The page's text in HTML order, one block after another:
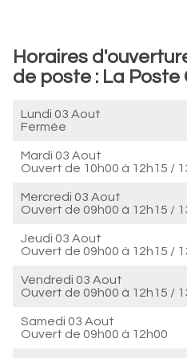
Horaires
de poste : La Poste
Lundi 03 Aout
Fermée
Mardi 03 Aout
Ouvert de 10h00 à 12h15 /
Mercredi 03 Aout
Ouvert de 09h00 à 12h15 /
Jeudi 03 Aout
Ouvert de 09h00 à 12h15 /
Vendredi 03 Aout
Ouvert de 09h00 à 12h15 /
Samedi 03 Aout
Ouvert de 09h00 à 12h00